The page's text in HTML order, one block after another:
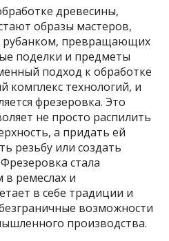
древесины,
образы мастеров,
рубанком, превращающих
поделки и предметы
подход к обработке
комплекс технологий, и
фрезеровка. Это
не просто распилить
а придать ей
резьбу или создать
стала
ремеслах и
в себе традиции и
возможности
производства.